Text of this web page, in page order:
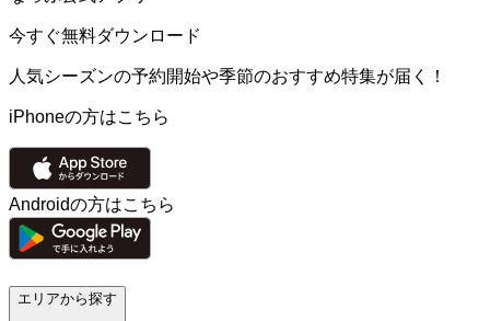
今すぐ無料ダウンロード
人気シーズンの予約開始や季節のおすすめ特集が届く！
iPhoneの方はこちら
Androidの方はこちら
エリアから探す